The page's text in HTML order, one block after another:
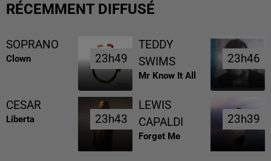
RÉCEMMENT DIFFUSÉ
SOPRANO
Clown 23h49
23h49
TEDDY
SWIMS
Mr Know It All
23h46
23h46
CESAR
Liberta 23h43
23h43
LEWIS
CAPALDI
Forget Me
23h39
23h39